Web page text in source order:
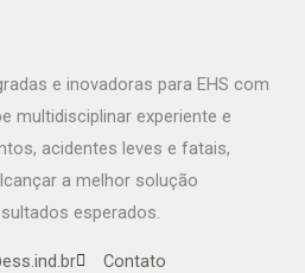
e inovadoras para EHS com
multidisciplinar experiente e
acidentes leves e fatais,
a melhor solução
esperados.
Contato